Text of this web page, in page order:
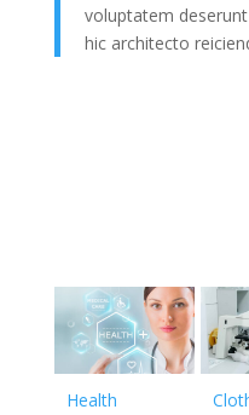
voluptatem
hic architecto
Health